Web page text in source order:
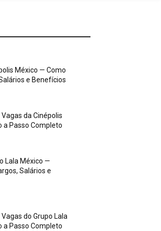
México — Como
e Benefícios
da Cinépolis
a Passo Completo
Lala México —
Salários e
do Grupo Lala
a Passo Completo